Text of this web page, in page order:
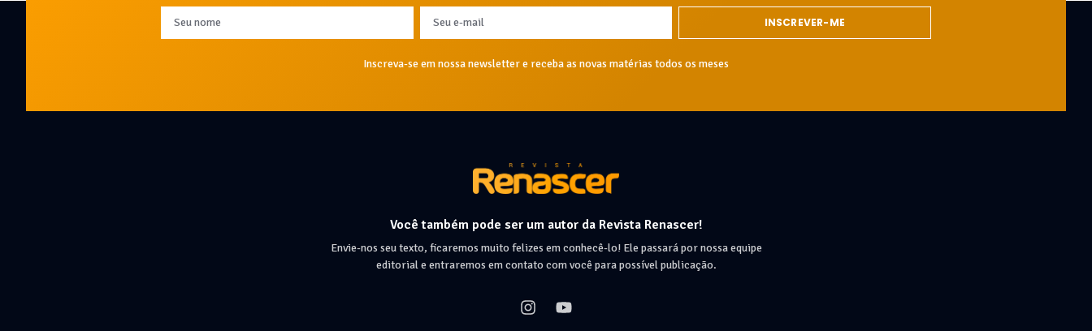
INSCREVER-ME
Inscreva-se em nossa newsletter e receba as novas matérias todos os meses
Você também pode ser um autor da Revista Renascer!
Envie-nos seu texto, ficaremos muito felizes em conhecê-lo! Ele passará por nossa equipe
editorial e entraremos em contato com você para possível publicação.